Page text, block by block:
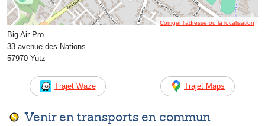
Corriger l’adresse ou la localisation
Big Air Pro
33 avenue des Nations
57970 Yutz
Trajet Waze Trajet Maps
Venir en transports en commun